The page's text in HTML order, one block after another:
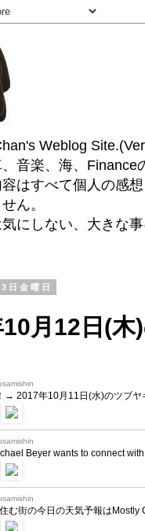
Weblog
音楽、海、Finance
はすべて個人の感想
ん。
気にしない、大きな
日金曜日
月12日(木
→ 2017年10月11日(水)のツブヤ
Beyer wants to connect
む街の今日の天気予報は